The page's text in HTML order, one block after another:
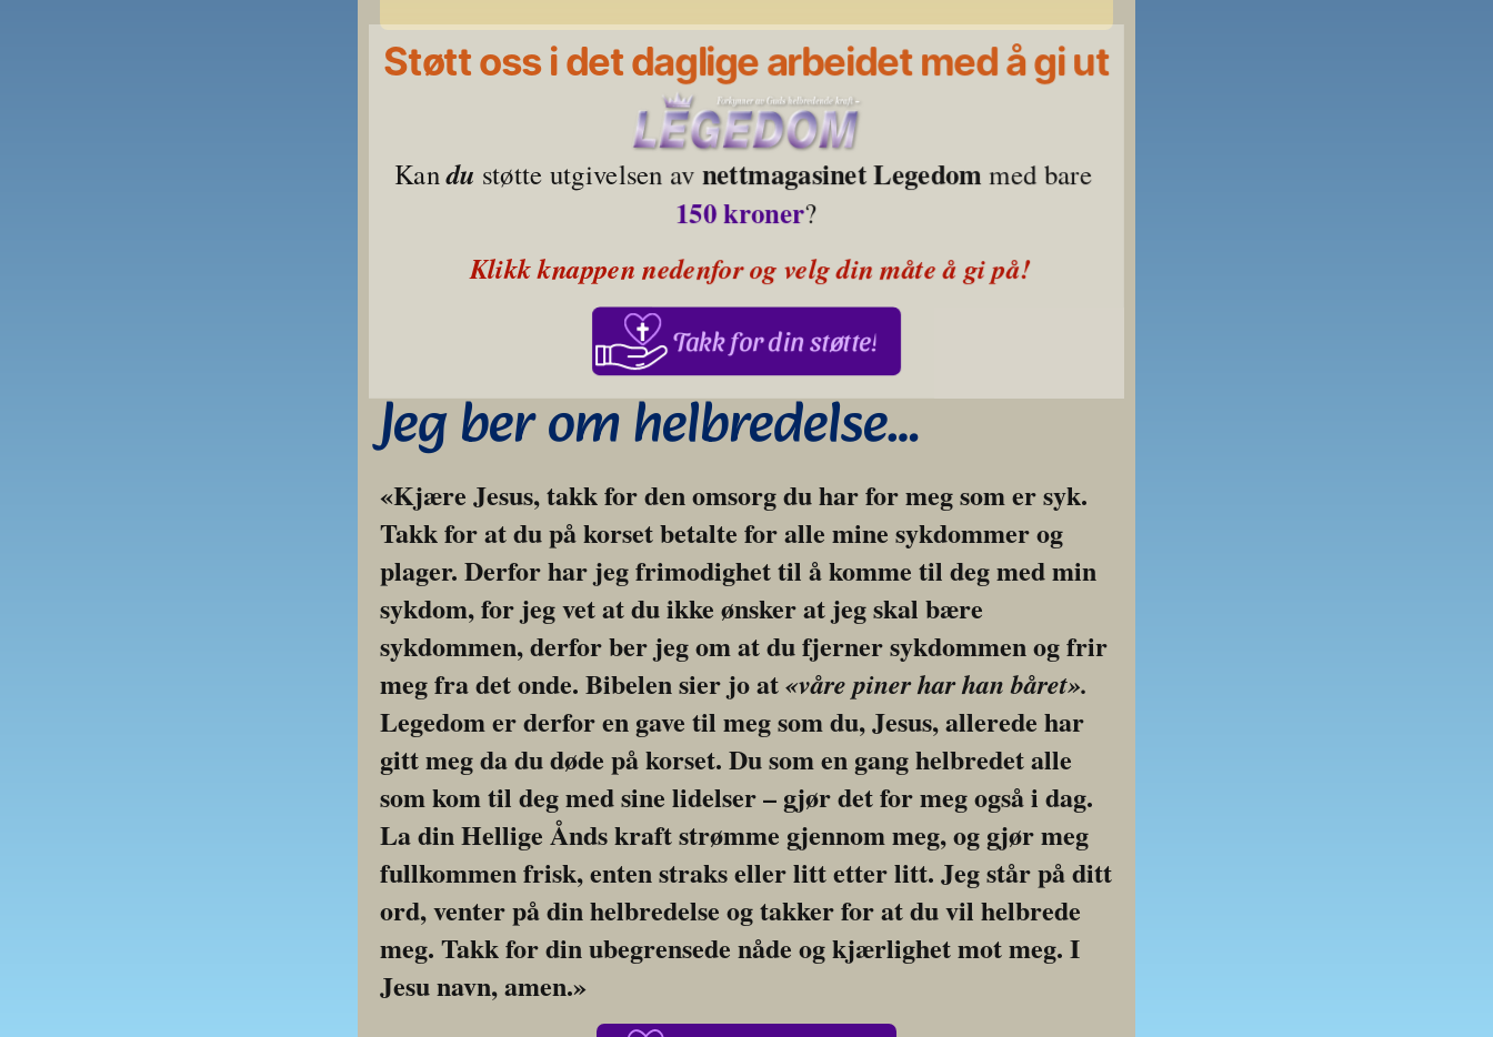
Støtt oss i det daglige arbeidet med å gi ut
Kan du støtte utgivelsen av nettmagasinet Legedom
150 kroner?
Klikk knappen nedenfor og velg din måte å gi på!
Takk for din støtte!
Jeg ber om helbredelse…
«Kjære Jesus, takk for den omsorg du har for meg som er syk.
Takk for at du på korset betalte for alle mine sykdommer og
plager. Derfor har jeg frimodighet til å komme til deg med min
sykdom, for jeg vet at du ikke ønsker at jeg skal bære
sykdommen, derfor ber jeg om at du fjerner sykdommen og frir
meg fra det onde. Bibelen sier jo at «våre piner har han båret».
Legedom er derfor en gave til meg som du, Jesus, allerede har
gitt meg da du døde på korset. Du som en gang helbredet alle
som kom til deg med sine lidelser – gjør det for meg også i dag.
La din Hellige Ånds kraft strømme gjennom meg, og gjør meg
fullkommen frisk, enten straks eller litt etter litt. Jeg står på ditt
ord, venter på din helbredelse og takker for at du vil helbrede
meg. Takk for din ubegrensede nåde og kjærlighet mot meg. I
Jesu navn, amen.»